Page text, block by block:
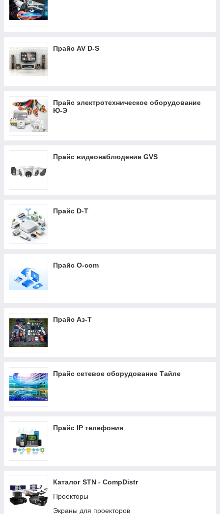
Прайс AV D-S
Прайс электротехническое оборудование
Ю-Э
Прайс видеонаблюдение GVS
Прайс D-T
Прайс O-com
Прайс Аз-Т
Прайс сетевое оборудование Тайле
Прайс IP телефония
Каталог STN - CompDistr
Проекторы
Экраны для проекторов